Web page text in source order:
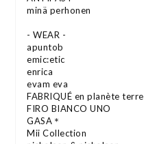
minä perhonen
- WEAR -
apuntob
emic:etic
enrica
evam eva
FABRIQUÉ en planète terre
FIRO BIANCO UNO
GASA＊
Mii Collection